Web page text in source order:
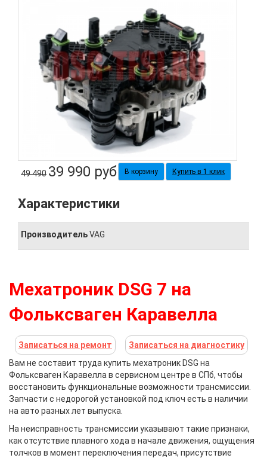
49 490 39 990 руб Купить в 1 клик
Характеристики
ПроизводительVAG
Мехатроник DSG 7 на
Фольксваген Каравелла
Записаться на ремонт
Записаться на диагностику
Вам не составит труда купить мехатроник DSG на
Фольксваген Каравелла в сервисном центре в СПб, чтобы
восстановить функциональные возможности трансмиссии.
Запчасти с недорогой установкой под ключ есть в наличии
на авто разных лет выпуска.
На неисправность трансмиссии указывают такие признаки,
как отсутствие плавного хода в начале движения, ощущения
толчков в момент переключения передач, присутствие